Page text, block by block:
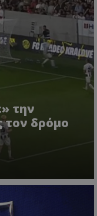
την
τον δρόμο